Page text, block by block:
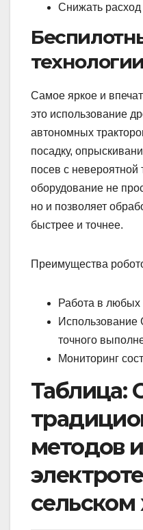
Снижать
Самое яркое и
это использование
автономных
посадку,
посев с невероятной
оборудование не
но и позволяет
быстрее и точнее.
Преимущества
Работа в любых
Использование
точного
Мониторинг
Таблица:
методов и
сельском